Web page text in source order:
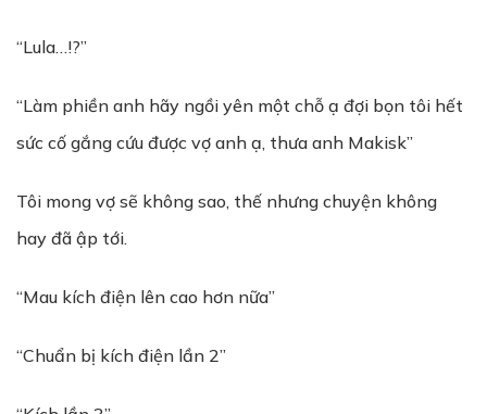
“Lula…!?”
“Làm phiền anh hãy ngồi yên một chỗ ạ đợi bọn tôi hết
sức cố gắng cứu được vợ anh ạ, thưa anh Makisk”
Tôi mong vợ sẽ không sao, thế nhưng chuyện không
hay đã ập tới.
“Mau kích điện lên cao hơn nữa”
“Chuẩn bị kích điện lần 2”